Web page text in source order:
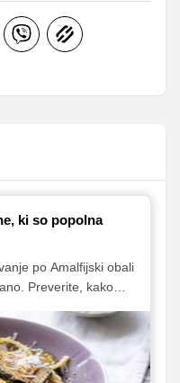
ki so popolna
po Amalfijski obali
Preverite, kako
Preprosta priprava, a
grižljajem popeljal